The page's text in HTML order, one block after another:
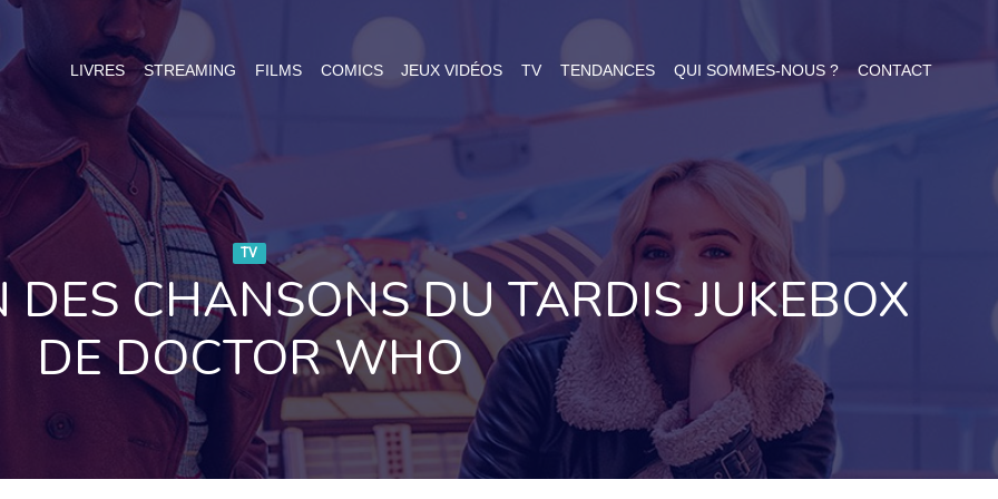
LIVRES STREAMING FILMS COMICS JEUX VIDÉOS TV TENDANCES QUI SOMMES-NOUS ? CONTACT
TV
DES CHANSONS DU TARDIS JUKEBOX
DE DOCTOR WHO